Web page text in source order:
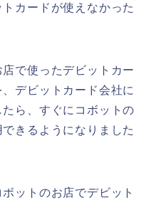
カードが使えなかった
で使ったデビットカー
デビットカード会社に
ら、すぐにコボットの
きるようになりました
ットのお店でデビット